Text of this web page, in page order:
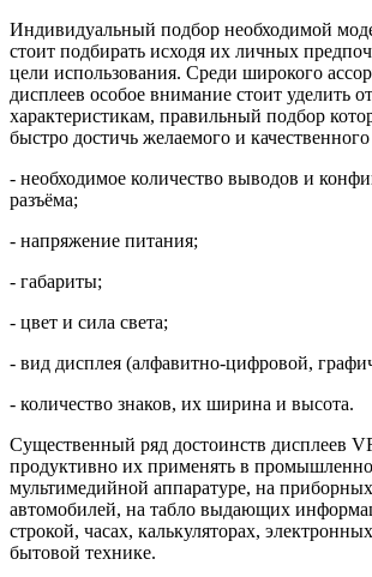
Индивидуальный подбор необходимой
стоит подбирать исходя их личных
цели использования. Среди широкого
дисплеев особое внимание стоит уделить
характеристикам, правильный подбор
быстро достичь желаемого и качественного
- необходимое количество выводов и
разъёма;
- напряжение питания;
- габариты;
- цвет и сила света;
- вид дисплея (алфавитно-цифровой,
- количество знаков, их ширина и высота.
Существенный ряд достоинств дисплеев
продуктивно их применять в
мультимедийной аппаратуре, на
автомобилей, на табло выдающих
строкой, часах, калькуляторах,
бытовой технике.